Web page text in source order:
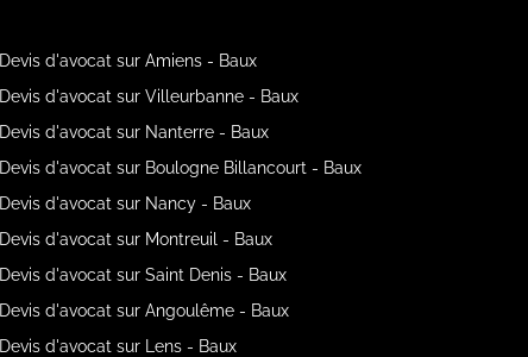
Devis d'avocat sur Amiens - Baux
Devis d'avocat sur Villeurbanne - Baux
Devis d'avocat sur Nanterre - Baux
Devis d'avocat sur Boulogne Billancourt - Baux
Devis d'avocat sur Nancy - Baux
Devis d'avocat sur Montreuil - Baux
Devis d'avocat sur Saint Denis - Baux
Devis d'avocat sur Angoulême - Baux
Devis d'avocat sur Lens - Baux